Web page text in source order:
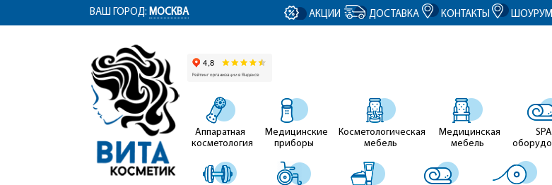
ym(12767704, 'getClientID', function(clientID) { document.getElementById('clientID').value = clientID; });
ВАШ ГОРОД: МОСКВА АКЦИИ ДОСТАВКА КОНТАКТЫ ШОУРУМ
Аппаратная
косметология
Медицинские
приборы
Косметологическая
мебель
Медицинская
мебель
SPA